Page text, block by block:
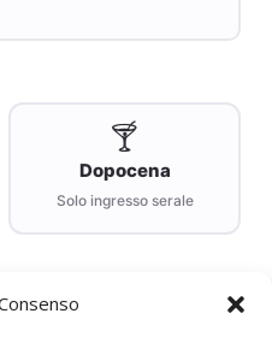
🍸
Dopocena
Solo ingresso serale